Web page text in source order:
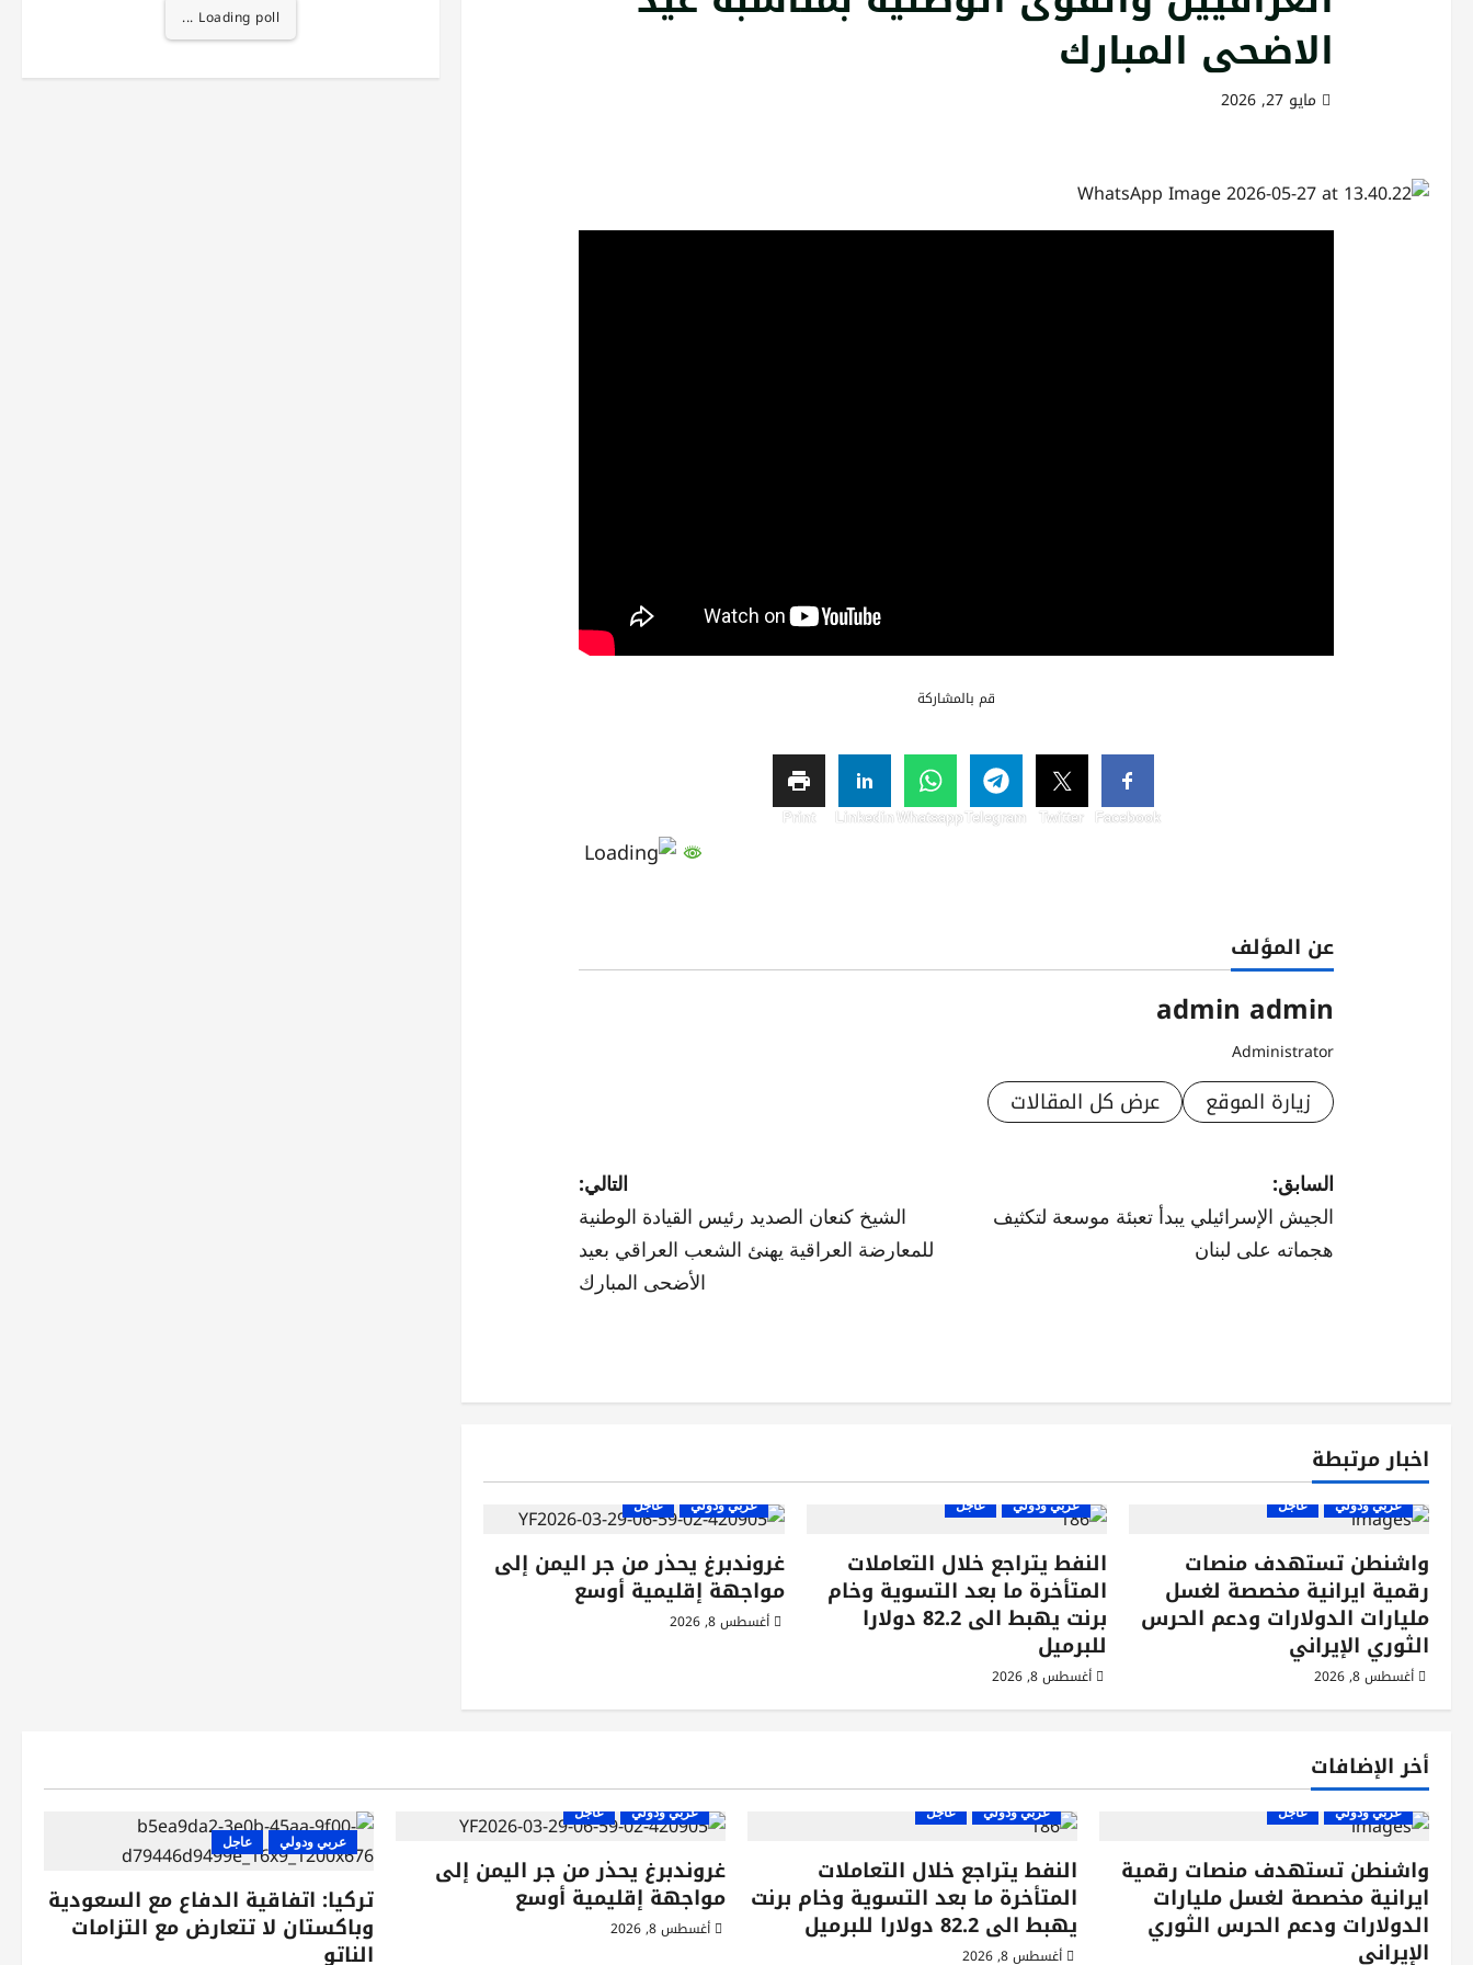
الاضحى المبارك
مايو 27, 2026
قم بالمشاركة
Facebook
Twitter
Telegram
Whatsapp
Linkedin
Print
عن المؤلف
admin admin
Administrator
زيارة الموقع عرض كل المقالات
ت
ص
فّ
ل
م
ق
ا
ل
ا
ت
السابق:
الجيش الإسرائيلي يبدأ تعبئة موسعة لتكثيف
هجماته على لبنان
التالي:
الشيخ كنعان الصديد رئيس القيادة الوطنية
للمعارضة العراقية يهنئ الشعب العراقي بعيد
الأضحى المبارك
اخبار مرتبطة
عربي ودولي عاجل
واشنطن تستهدف منصات
رقمية ايرانية مخصصة لغسل
مليارات الدولارات ودعم الحرس
الثوري الإيراني
أغسطس 8, 2026
عربي ودولي عاجل
النفط يتراجع خلال التعاملات
المتأخرة ما بعد التسوية وخام
برنت يهبط الى 82.2 دولارا
للبرميل
أغسطس 8, 2026
عربي ودولي عاجل
غروندبرغ يحذر من جر اليمن إلى
مواجهة إقليمية أوسع
أغسطس 8, 2026
Loading poll ...
أخر الإضافات
عربي ودولي عاجل
واشنطن تستهدف منصات رقمية
ايرانية مخصصة لغسل مليارات
الدولارات ودعم الحرس الثوري
الإيراني
عربي ودولي عاجل
النفط يتراجع خلال التعاملات
المتأخرة ما بعد التسوية وخام برنت
يهبط الى 82.2 دولارا للبرميل
أغسطس 8, 2026
عربي ودولي عاجل
غروندبرغ يحذر من جر اليمن إلى
مواجهة إقليمية أوسع
أغسطس 8, 2026
عربي ودولي عاجل
تركيا: اتفاقية الدفاع مع السعودية
وباكستان لا تتعارض مع التزامات
الناتو